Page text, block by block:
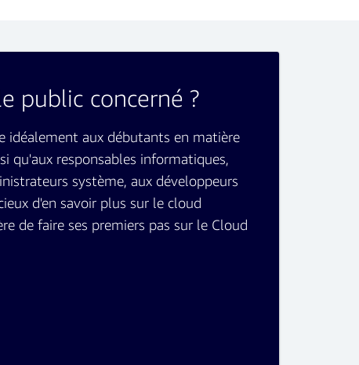
public concerné ?
idéalement aux débutants en matière
qu'aux responsables informatiques,
système, aux développeurs
d'en savoir plus sur le cloud
de faire ses premiers pas sur le Cloud